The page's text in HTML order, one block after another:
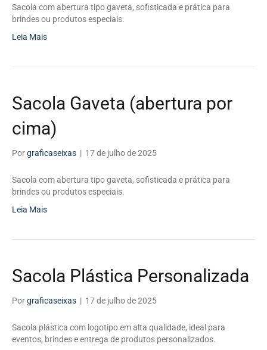
Sacola com abertura tipo gaveta, sofisticada e prática para
brindes ou produtos especiais.
Leia Mais
Sacola Gaveta (abertura por
cima)
Porgraficaseixas | 17 de julho de 2025
Sacola com abertura tipo gaveta, sofisticada e prática para
brindes ou produtos especiais.
Leia Mais
Sacola Plástica Personalizada
Porgraficaseixas | 17 de julho de 2025
Sacola plástica com logotipo em alta qualidade, ideal para
eventos, brindes e entrega de produtos personalizados.